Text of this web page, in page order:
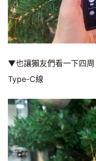
▼也讓獺友們看一下四
Type-C線